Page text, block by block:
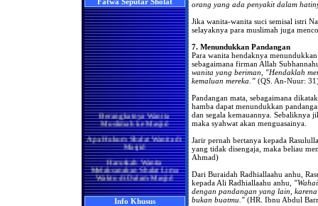
Fatwa Seputar Sholat
Berangkatnya Wanita
Muslimah ke Masjid
Apa Hukum Shalat Wanita di
Masjid
Haruskah Wanita
Melaksanakan Shalat Lima
Waktu di Dalam Masjid
Wanita di Rumah
Berma'mum Kepada Imam
di Masjid
Info Khusus
orang yang ada penyakit dalam
Jika wanita-wanita suci semisal istri
selayaknya para muslimah juga
7. Menundukkan Pandangan
Para wanita hendaknya
sebagaimana firman Allah
wanita yang beriman, "Hendaklah
kemaluan mereka.” (QS. An-Nuur:
Pandangan mata, sebagaimana
hamba dapat menundukkan
dan segala kemauannya. Sebaliknya
maka syahwat akan menguasainya.
Jarir pernah bertanya kepada
yang tidak disengaja, maka beliau
Ahmad)
Dari Buraidah Radhiallaahu anhu,
kepada Ali Radhiallaahu anhu,
dengan pandangan yang lain,
bukan buatmu." (HR. Ibnu Abdul